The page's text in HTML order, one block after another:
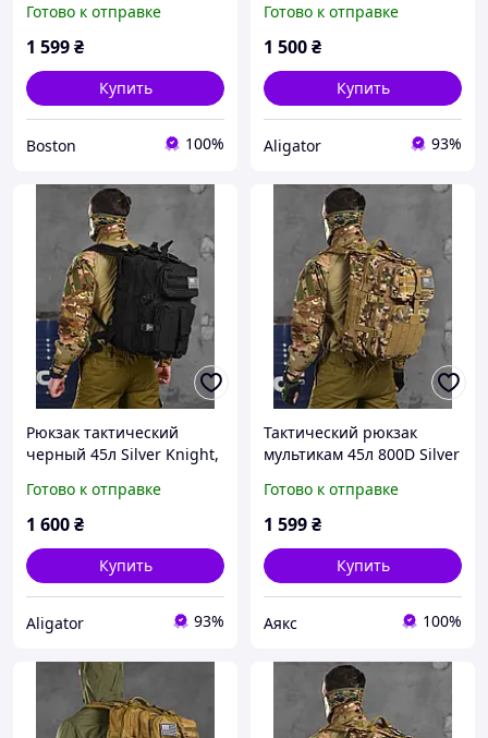
рюкзак вместительный
армейский олива 40л fur
Готово к отправке
1 599₴
Купить
Boston 100%
рюкзак камуфляж 40л,
армейский рюкзак
Готово к отправке
1 500₴
Купить
Aligator 93%
Рюкзак тактический
черный 45л Silver Knight,
рюкзак, вместительный
армейский рюкзак
Готово к отправке
1 600₴
Купить
Aligator 93%
Тактический рюкзак
мультикам 45л 800D Silver
штурмовой рюкзак
камуфляж вместительный
Готово к отправке
1 599₴
Купить
Аякс 100%